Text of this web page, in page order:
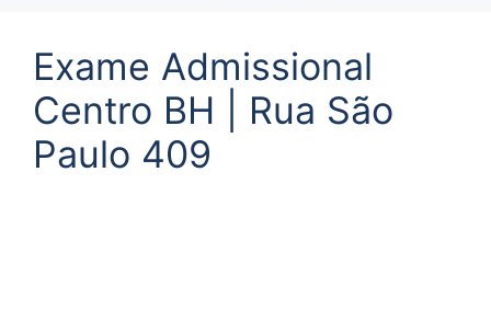
Exame Admissional
Centro BH | Rua São
Paulo 409